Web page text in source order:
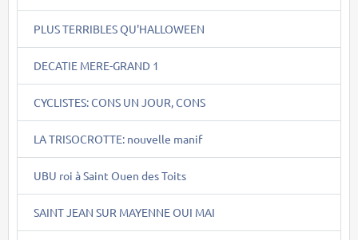
PLUS TERRIBLES QU'HALLOWEEN
DECATIE MERE-GRAND 1
CYCLISTES: CONS UN JOUR, CONS
LA TRISOCROTTE: nouvelle manif
UBU roi à Saint Ouen des Toits
SAINT JEAN SUR MAYENNE OUI MAI